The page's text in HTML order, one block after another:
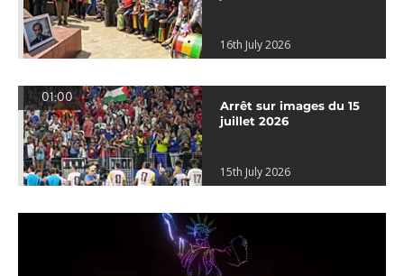
16th July 2026
01:00
Arrêt sur images du 15
juillet 2026
15th July 2026